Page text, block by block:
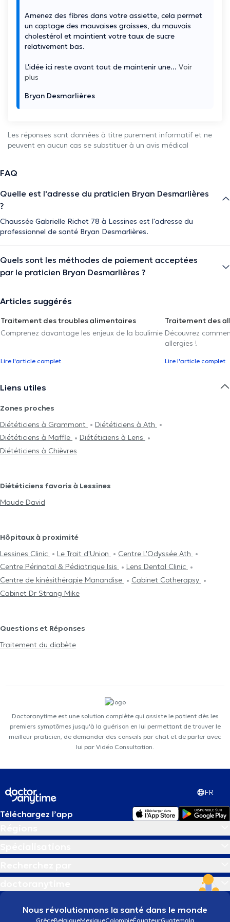
Amenez des fibres dans votre assiette, cela permet
un captage des mauvaises graisses, du mauvais
cholestérol et maintient votre taux de sucre
relativement bas.
L'idée ici reste avant tout de maintenir une... Voir
plus
Bryan Desmarlières
Les réponses sont données à titre purement informatif et ne
peuvent en aucun cas se substituer à un avis médical
FAQ
Quelle est l'adresse du praticien Bryan Desmarlières
?
Chaussée Gabrielle Richet 78 à Lessines est l'adresse du
professionnel de santé Bryan Desmarlières.
Quels sont les méthodes de paiement acceptées
par le praticien Bryan Desmarlières ?
Articles suggérés
Traitement des troubles alimentaires
Comprenez davantage les enjeux de la boulimie
Lire l'article complet
Traitement des
Découvrez
allergies !
Lire l'article complet
Liens utiles
Zones proches
Diététiciens à Grammont
Diététiciens à Ath
Diététiciens à Maffle
Diététiciens à Lens
Diététiciens à Chièvres
Diététiciens favoris à Lessines
Maude David
Hôpitaux à proximité
Lessines Clinic
Le Trait d'Union
Centre L'Odyssée Ath
Centre Périnatal & Pédiatrique Isis
Lens Dental Clinic
Centre de kinésithérapie Manandise
Cabinet Cotherapsy
Cabinet Dr Strang Mike
Questions et Réponses
Traitement du diabète
Doctoranytime est une solution complète qui assiste le patient dès les
premiers symptômes jusqu'à la guérison en lui permettant de trouver le
meilleur praticien, de demander des conseils par chat et de parler avec
lui par Vidéo Consultation.
FR
Téléchargez l’app
Nous révolutionnons la santé dans le monde
GrèceBelgiqueMexiqueColombieÉquateurGuatemala